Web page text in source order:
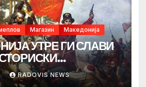
Магазин Македонија
УТРЕ ГИ СЛАВИ
RADOVIS NEWS